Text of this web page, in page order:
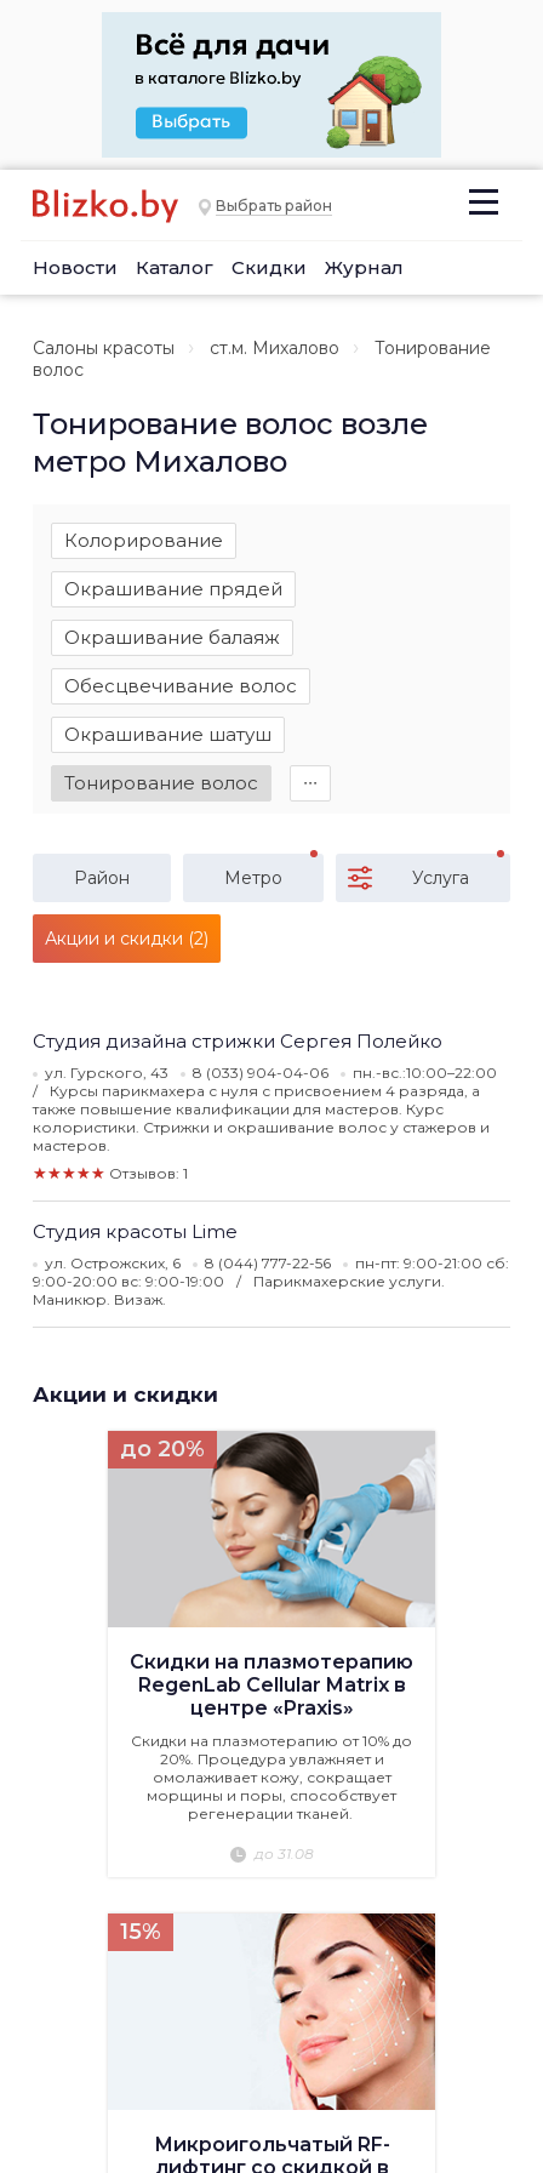
Выбрать район
Новости Каталог Скидки Журнал
Салоны красоты ст.м. Михалово
Тонирование
волос
Тонирование волос возле
метро Михалово
Колорирование
Окрашивание прядей
Окрашивание балаяж
Обесцвечивание волос
Окрашивание шатуш
Тонирование волос ∙∙∙
Район Метро Услуга
Акции и скидки (2)
Студия дизайна стрижки Сергея Полейко
ул. Гурского, 43 8 (033) 904-04-06
пн.-вс.:10:00–22:00
Курсы парикмахера с нуля с присвоением 4 разряда, а
также повышение квалификации для мастеров. Курс
колористики. Стрижки и окрашивание волос у стажеров и
мастеров.
★★★★★ Отзывов: 1
Студия красоты Lime
ул. Острожских, 6 8 (044) 777-22-56
пн-пт: 9:00-21:00 сб:
9:00-20:00 вс: 9:00-19:00
Парикмахерские услуги.
Маникюр. Визаж.
Акции и скидки
до 20%
Скидки на плазмотерапию
RegenLab Cellular Matrix в
центре «Praxis»
Скидки на плазмотерапию от 10% до
20%. Процедура увлажняет и
омолаживает кожу, сокращает
морщины и поры, способствует
регенерации тканей.
до 31.08
15%
Микроигольчатый RF-
лифтинг со скидкой в